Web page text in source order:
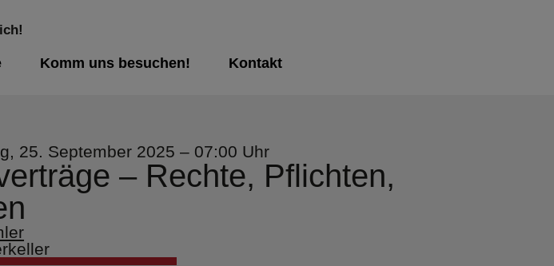
Komm uns besuchen! Kontakt
25. September 2025 – 07:00 Uhr
– Rechte, Pflichten,